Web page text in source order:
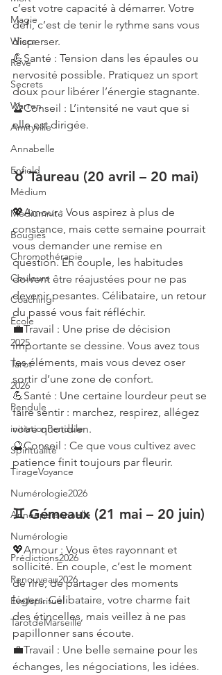
Magie
Wicca
Rêve
Secrets
Warren
Amityville
Annabelle
Enfield
Médium
Médiumnité
Bougies
Chromothérapie
Couleurs
Coaching
École
2025
Tarot
2026
Pendule
initiationPendule
Spiritualité
TirageVoyance
Numérologie2026
Annéepersonnelle
Numérologie
Prédictions2026
Renouveau2026
Eveilspirituel
TarotdeMarseille
c’est votre capacité à démarrer. Votre
défi, c’est de tenir le rythme sans vous
disperser.
💪Santé : Tension dans les épaules ou
nervosité possible. Pratiquez un sport
doux pour libérer l’énergie stagnante.
🔮Conseil : L’intensité ne vaut que si
elle est dirigée.
♉ Taureau (20 avril – 20 mai)
💖Amour : Vous aspirez à plus de
constance, mais cette semaine pourrait
vous demander une remise en
question. En couple, les habitudes
doivent être réajustées pour ne pas
devenir pesantes. Célibataire, un retour
du passé vous fait réfléchir.
💼Travail : Une prise de décision
importante se dessine. Vous avez tous
les éléments, mais vous devez oser
sortir d’une zone de confort.
💪Santé : Une certaine lourdeur peut se
faire sentir : marchez, respirez, allégez
votre quotidien.
🔮Conseil : Ce que vous cultivez avec
patience finit toujours par fleurir.
♊ Gémeaux (21 mai – 20 juin)
💖Amour : Vous êtes rayonnant et
sollicité. En couple, c’est le moment
de rire, de partager des moments
légers. Célibataire, votre charme fait
des étincelles, mais veillez à ne pas
papillonner sans écoute.
💼Travail : Une belle semaine pour les
échanges, les négociations, les idées.